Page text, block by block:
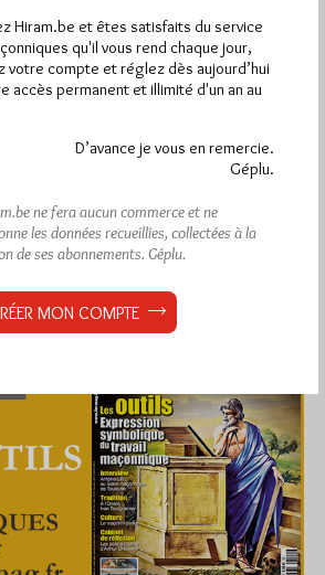
Hiram.be et êtes satisfaits du service
qu'il vous rend chaque jour,
votre compte et réglez dès aujourd’hui
accès permanent et illimité d'un an au
D’avance je vous en remercie.
Géplu.
ne fera aucun commerce et ne
les données recueillies, collectées à la
de ses abonnements. Géplu.
MON COMPTE